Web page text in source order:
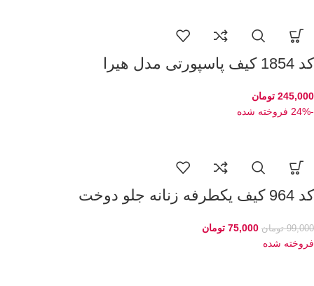
کد 1854 کیف پاسپورتی مدل هیرا
245,000 تومان
-24%
فروخته شده
کد 964 کیف یکطرفه زنانه جلو دوخت
99,000 تومان 75,000 تومان
فروخته شده